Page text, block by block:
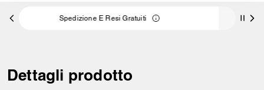
E Resi Gratuiti 3 pagamenti da 65,00 € a
Dettagli prodotto